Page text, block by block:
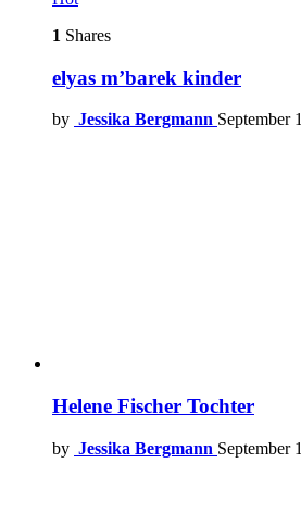
1 Shares
elyas m’barek kinder
by Jessika Bergmann September
Helene Fischer Tochter
by Jessika Bergmann September